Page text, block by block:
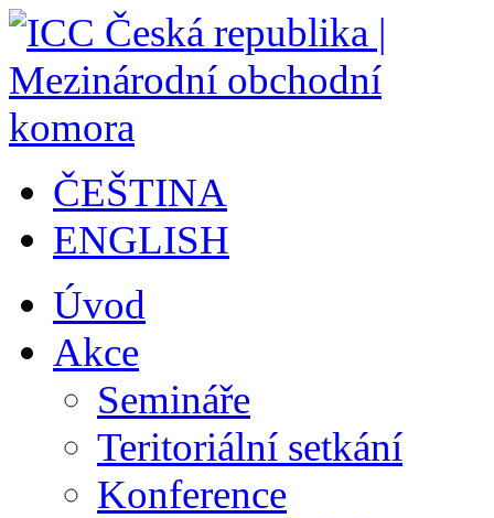
ČEŠTINA
ENGLISH
Úvod
Akce
Semináře
Teritoriální setkání
Konference